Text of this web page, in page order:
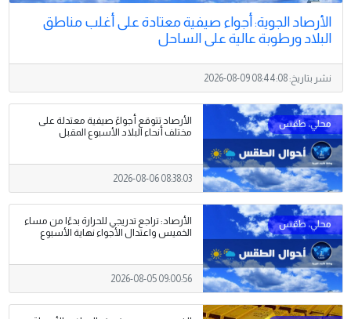
الأرصاد الجوية: أجواء صيفية معتادة على أغلب مناطق
البلاد ورطوبة عالية على الساحل
نشر بتاريخ:2026-08-09 08:44:08
الأرصاد تتوقع أجواءً صيفية معتدلة على
مختلف أنحاء البلاد الأسبوع المقبل
2026-08-06 08:38:03
الأرصاد: تراجع تدريجي للحرارة بدءًا من مساء
الخميس واعتدال الأجواء نهاية الأسبوع
2026-08-05 09:00:56